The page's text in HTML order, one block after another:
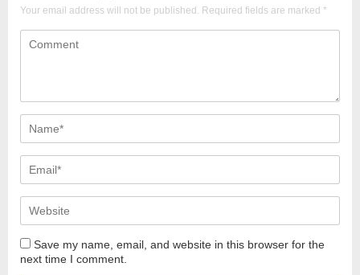
Your email address will not be published. Required fields are marked *
Save my name, email, and website in this browser for the
next time I comment.